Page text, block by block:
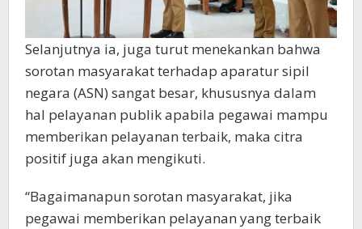
Selanjutnya ia, juga turut menekankan bahwa
sorotan masyarakat terhadap aparatur sipil
negara (ASN) sangat besar, khususnya dalam
hal pelayanan publik apabila pegawai mampu
memberikan pelayanan terbaik, maka citra
positif juga akan mengikuti.
“Bagaimanapun sorotan masyarakat, jika
pegawai memberikan pelayanan yang terbaik